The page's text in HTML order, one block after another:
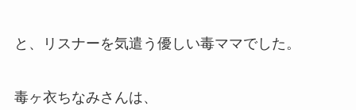
と、 リスナーを気遣う優しい毒ママでした。
毒ヶ衣ちなみさんは、